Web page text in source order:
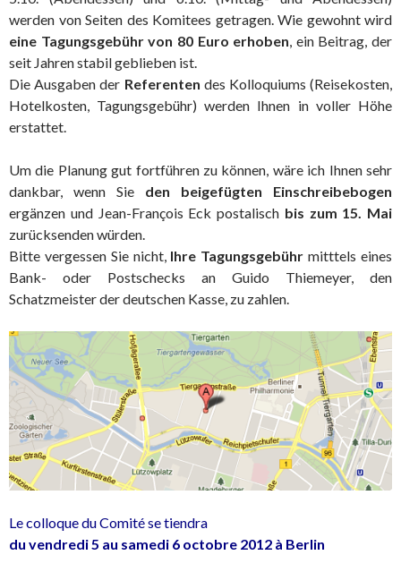
werden von Seiten des Komitees getragen. Wie gewohnt wird
eine Tagungsgebühr von 80 Euro erhoben, ein Beitrag, der
seit Jahren stabil geblieben ist.
Die Ausgaben der Referenten des Kolloquiums (Reisekosten,
Hotelkosten, Tagungsgebühr) werden Ihnen in voller Höhe
erstattet.
Um die Planung gut fortführen zu können, wäre ich Ihnen sehr
dankbar, wenn Sie den beigefügten Einschreibebogen
ergänzen und Jean-François Eck postalisch bis zum 15. Mai
zurücksenden würden.
Bitte vergessen Sie nicht,Ihre Tagungsgebühr mitttels eines
Bank- oder Postschecks an Guido Thiemeyer, den
Schatzmeister der deutschen Kasse, zu zahlen.
Le colloque du Comité se tiendra
du vendredi 5 au samedi 6 octobre 2012 à Berlin